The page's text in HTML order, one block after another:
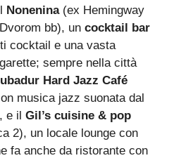
Nonenina(ex Hemingway
bb), un cocktail bar
cocktail e una vasta
sempre nella città
Hard Jazz Café
musica jazz suonata dal
e il Gil’s cuisine & pop
2), un locale lounge con
fa anche da ristorante con